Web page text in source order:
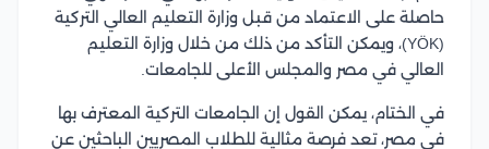
حاصلة على الاعتماد من قبل وزارة التعليم العالي التركية
(YÖK)، ويمكن التأكد من ذلك من خلال وزارة التعليم
العالي في مصر والمجلس الأعلى للجامعات.
في الختام، يمكن القول إن الجامعات التركية المعترف بها
في مصر، تعد فرصة مثالية للطلاب المصريين الباحثين عن